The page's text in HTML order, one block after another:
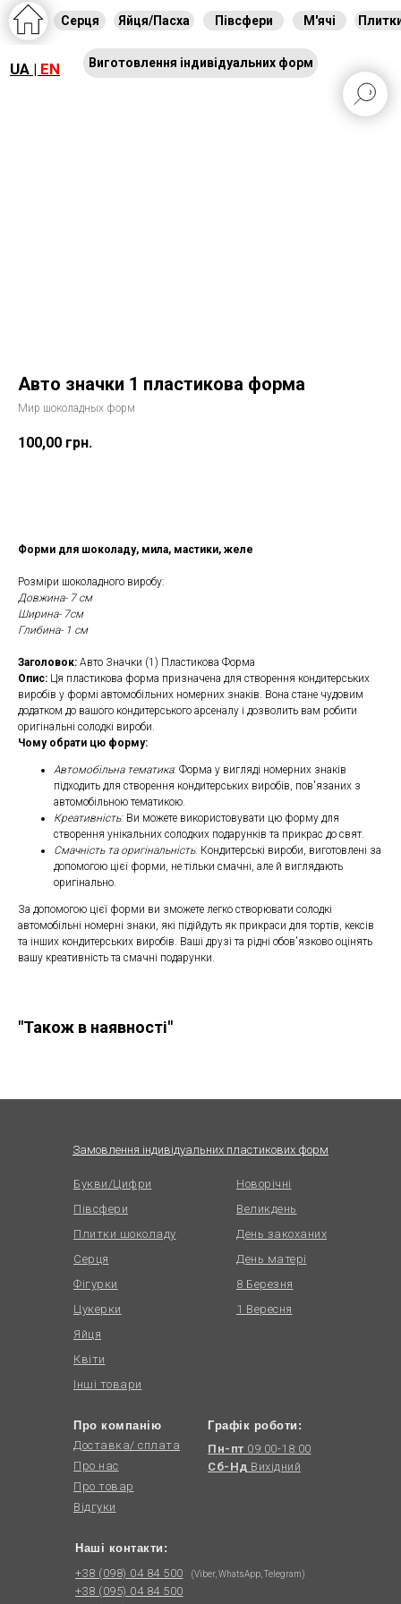
Виготовлення індивідуальних форм
Серця М'ячі
Півсфери
Яйця/Пасха
UA | EN
Авто значки 1 пластикова форма
Мир шоколадных форм
100,00 грн.
Форми для шоколаду, мила, мастики, желе
Розміри шоколадного виробу:
Довжина- 7 см
Ширина- 7см
Глибина- 1 см
Заголовок: Авто Значки (1) Пластикова Форма
Опис: Ця пластикова форма призначена для створення кондитерських
виробів у формі автомобільних номерних знаків. Вона стане чудовим
додатком до вашого кондитерського арсеналу і дозволить вам робити
оригінальні солодкі вироби.
Чому обрати цю форму:
Автомобільна тематика: Форма у вигляді номерних знаків
підходить для створення кондитерських виробів, пов'язаних з
автомобільною тематикою.
Креативність: Ви можете використовувати цю форму для
створення унікальних солодких подарунків та прикрас до свят.
Смачність та оригінальність: Кондитерські вироби, виготовлені за
допомогою цієї форми, не тільки смачні, але й виглядають
оригінально.
За допомогою цієї форми ви зможете легко створювати солодкі
автомобільні номерні знаки, які підійдуть як прикраси для тортів, кексів
та інших кондитерських виробів. Ваші друзі та рідні обов'язково оцінять
вашу креативність та смачні подарунки.
"Також в наявності"
+38 (098) 04 84 500
+38 (095) 04 84 500
Новорічні
Плитки шоколаду
Серця
Півсфери
Цукерки
Фігурки
Квіти
День матері
День закоханих
Яйця
8 Березня
Букви/Цифри
1 Вересня
Інші товари
Відгуки
Доставка/ сплата
Про нас
Про товар
Замовлення індивідуальних пластикових форм
Великдень
(Viber, WhatsApp, Telegram)
Наші контакти:
Про компанію
Графік роботи:
Пн-пт 09:00-18:00
Сб-Нд Вихідний